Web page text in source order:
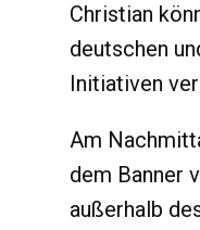
Christian
deutschen
Initiativen
Am
dem Banner
außerhalb